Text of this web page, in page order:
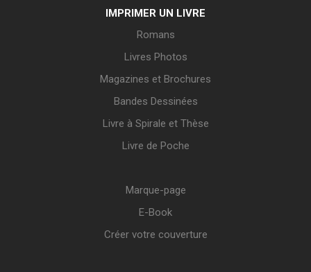
IMPRIMER UN LIVRE
Romans
Livres Photos
Magazines et Brochures
Bandes Dessinées
Livre à Spirale et Thèse
Livre de Poche
Marque-page
E-Book
Créer votre couverture